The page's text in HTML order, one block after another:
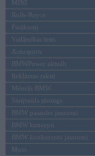
MINI
Rolls-Royce
Pasākumi
Vadāmības tests
Autosports
BMWPower aktuāli
Reklāmas raksti
Mēneša BMW
Sērijveida tūnings
BMW pasaules jaunumi
BMW koncepti
BMW konkurentu jaunumi
Moto